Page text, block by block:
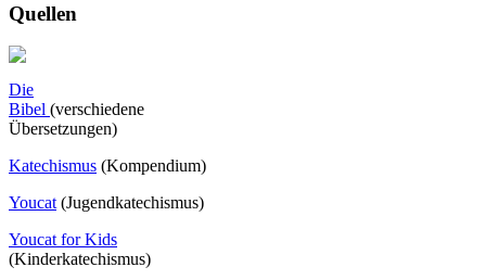
Quellen
Die
Bibel (verschiedene
Übersetzungen)
Katechismus (Kompendium)
Youcat(Jugendkatechismus)
Youcat for Kids
(Kinderkatechismus)